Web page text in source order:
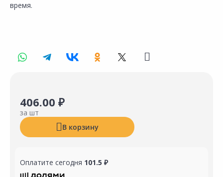
время.
406.00 ₽
за шт
В корзину
Оплатите сегодня 101.5 ₽